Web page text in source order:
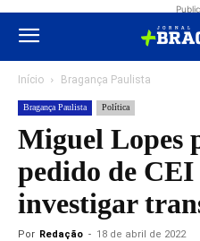
Início Bragança Paulista
Bragança Paulista Política
Miguel Lopes
pedido de
investigar
Por Redação - 18 de abril de 2022